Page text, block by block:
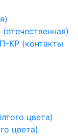
КР (контакты
цвета)
цвета)